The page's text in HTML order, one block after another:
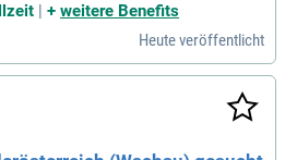
+ weitere Benefits
Heute veröffentlicht